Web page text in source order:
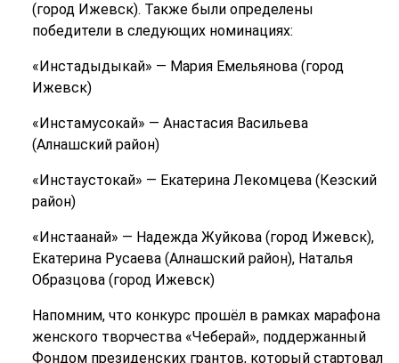
(город Ижевск). Также были определены
победители в следующих номинациях:
«Инстадыдыкай» — Мария Емельянова (город
Ижевск)
«Инстамусокай» — Анастасия Васильева
(Алнашский район)
«Инстаустокай» — Екатерина Лекомцева (Кезский
район)
«Инстаанай» — Надежда Жуйкова (город Ижевск),
Екатерина Русаева (Алнашский район), Наталья
Образцова (город Ижевск)
Напомним, что конкурс прошёл в рамках марафона
женского творчества «Чеберай», поддержанный
Фондом президенских грантов, который стартовал